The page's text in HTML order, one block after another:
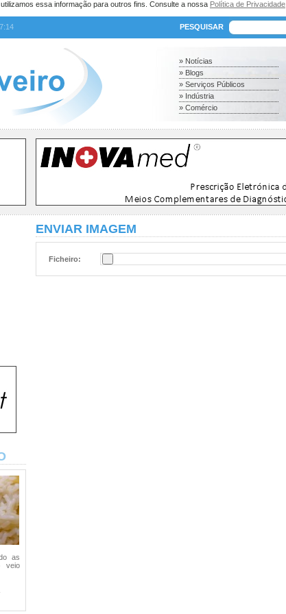
essa informação para outros fins. Consulte a nossa Política de Privacidade
PESQUISAR
» Notícias
» Blogs
» Serviços Públicos
» Indústria
» Comércio
as
veio
ENVIAR IMAGEM
Ficheiro: